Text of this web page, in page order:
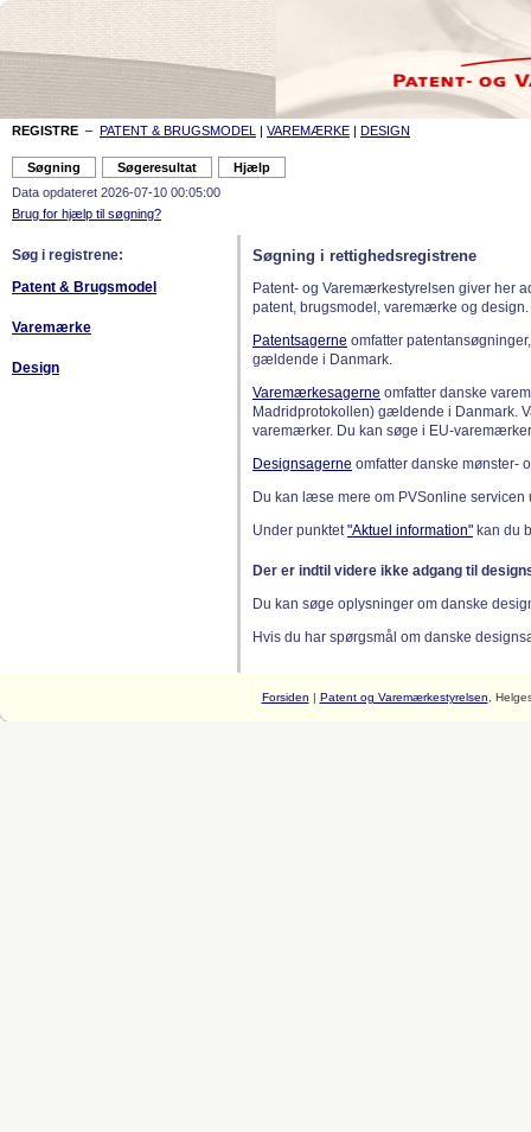
REGISTRE – PATENT & BRUGSMODEL | VAREMÆRKE | DESIGN
Data opdateret 2026-07-10 00:05:00
Brug for hjælp til søgning?
Søg i registrene:
Patent & Brugsmodel
Varemærke
Design
Søgning i rettighedsregistrene
Patent- og Varemærkestyrelsen giver her
patent, brugsmodel, varemærke og design.
Patentsagerne omfatter
gældende i Danmark.
Varemærkesagerne omfatter danske
Madridprotokollen) gældende i Danmark.
varemærker. Du kan søge i EU-
Designsagerne omfatter danske mønster-
Du kan læse mere om PVSonline
Under punktet"Aktuel information" kan du
Der er indtil videre ikke adgang til
Du kan søge oplysninger om danske
Hvis du har spørgsmål om danske
Forsiden | Patent og Varemærkestyrelsen ,